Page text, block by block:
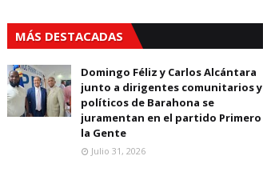
MÁS DESTACADAS
Domingo Féliz y Carlos Alcántara
junto a dirigentes comunitarios y
políticos de Barahona se
juramentan en el partido Primero
la Gente
Julio 31, 2026